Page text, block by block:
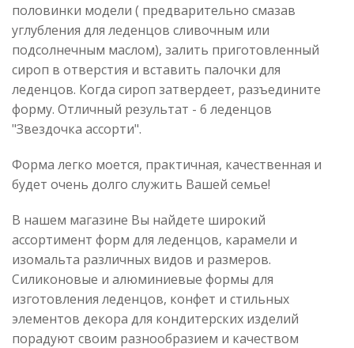
половинки модели ( предварительно смазав
углубления для леденцов сливочным или
подсолнечным маслом), залить приготовленный
сироп в отверстия и вставить палочки для
леденцов. Когда сироп затвердеет, разъедините
форму. Отличный результат - 6 леденцов
"Звездочка ассорти".
Форма легко моется, практичная, качественная и
будет очень долго служить Вашей семье!
В нашем магазине Вы найдете широкий
ассортимент форм для леденцов, карамели и
изомальта различных видов и размеров.
Силиконовые и алюминиевые формы для
изготовления леденцов, конфет и стильных
элементов декора для кондитерских изделий
порадуют своим разнообразием и качеством